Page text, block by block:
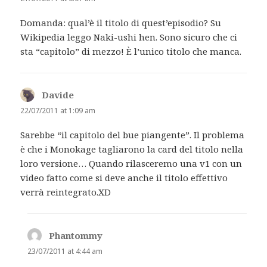
Domanda: qual’è il titolo di quest’episodio? Su
Wikipedia leggo Naki-ushi hen. Sono sicuro che ci
sta “capitolo” di mezzo! È l’unico titolo che manca.
Davide
22/07/2011 at 1:09 am
Sarebbe “il capitolo del bue piangente”. Il problema
è che i Monokage tagliarono la card del titolo nella
loro versione… Quando rilasceremo una v1 con un
video fatto come si deve anche il titolo effettivo
verrà reintegrato.XD
Phantommy
23/07/2011 at 4:44 am